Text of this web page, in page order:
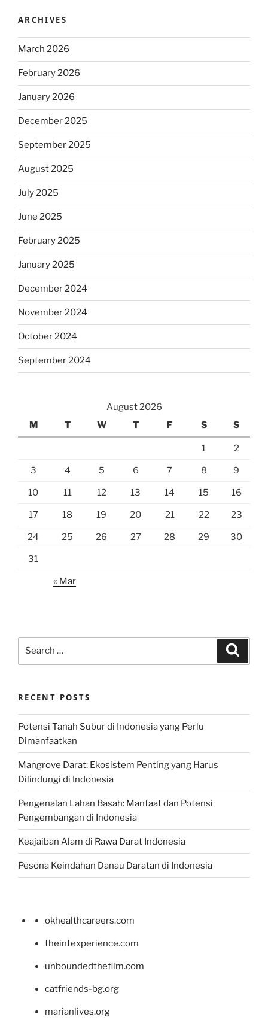
ARCHIVES
March 2026
February 2026
January 2026
December 2025
September 2025
August 2025
July 2025
June 2025
February 2025
January 2025
December 2024
November 2024
October 2024
September 2024
August 2026
M
T W T F S S
1 2
3 4 5 6 7 8 9
10 11 12 13 14 15 16
17 18 19 20 21 22 23
24 25 26 27 28 29 30
31
« Mar
RECENT POSTS
Potensi Tanah Subur di Indonesia yang Perlu
Dimanfaatkan
Mangrove Darat: Ekosistem Penting yang Harus
Dilindungi di Indonesia
Pengenalan Lahan Basah: Manfaat dan Potensi
Pengembangan di Indonesia
Keajaiban Alam di Rawa Darat Indonesia
Pesona Keindahan Danau Daratan di Indonesia
okhealthcareers.com
theintexperience.com
unboundedthefilm.com
catfriends-bg.org
marianlives.org